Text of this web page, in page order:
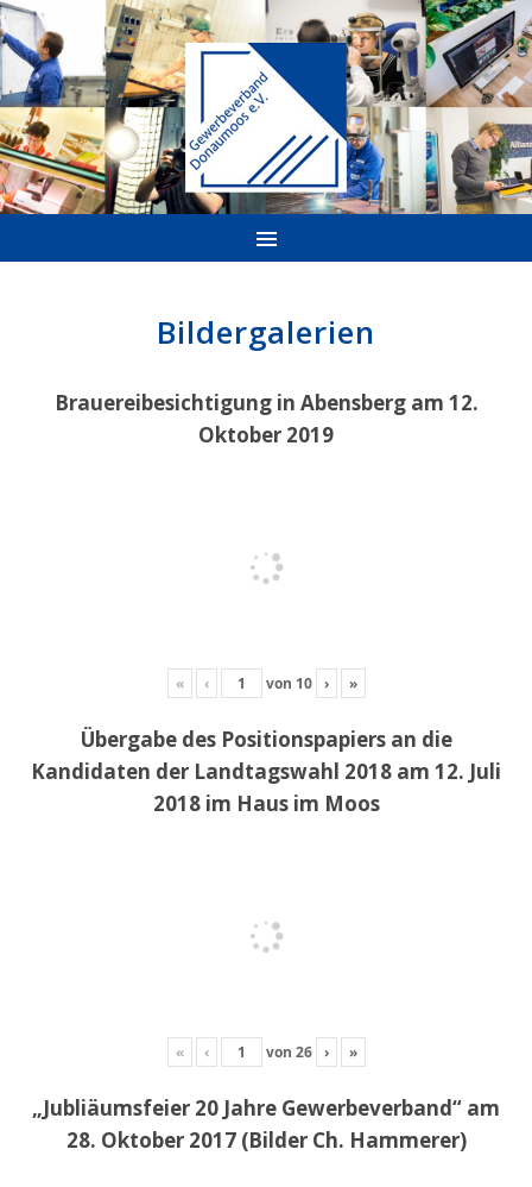
Bildergalerien
Brauereibesichtigung in Abensberg am 12.
Oktober 2019
« ‹ von 10 › »
Übergabe des Positionspapiers an die
Kandidaten der Landtagswahl 2018 am 12. Juli
2018 im Haus im Moos
« ‹ von 26 › »
„Jubliäumsfeier 20 Jahre Gewerbeverband“ am
28. Oktober 2017 (Bilder Ch. Hammerer)